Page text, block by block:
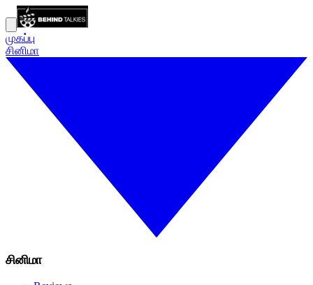
முகப்பு
சினிமா
சினிமா